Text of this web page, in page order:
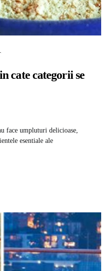
cate categorii se
face umpluturi delicioase,
esentiale ale